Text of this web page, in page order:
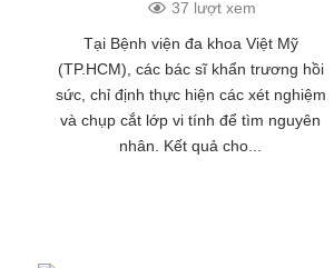
37 lượt xem
Tại Bệnh viện đa khoa Việt Mỹ
(TP.HCM), các bác sĩ khẩn trương hồi
sức, chỉ định thực hiện các xét nghiệm
và chụp cắt lớp vi tính để tìm nguyên
nhân. Kết quả cho...